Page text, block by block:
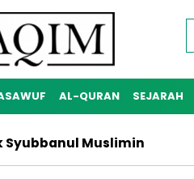
AL-QURAN SEJARAH
Syubbanul Muslimin